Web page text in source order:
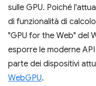
sulle GPU. Poiché
di funzionalità di
"GPU for the Web" del
esporre le moderne
parte dei dispositivi
WebGPU.